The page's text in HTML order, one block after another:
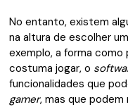
No entanto, existem
na altura de escolher
exemplo, a forma
costuma jogar, o
funcionalidades que
gamer, mas que